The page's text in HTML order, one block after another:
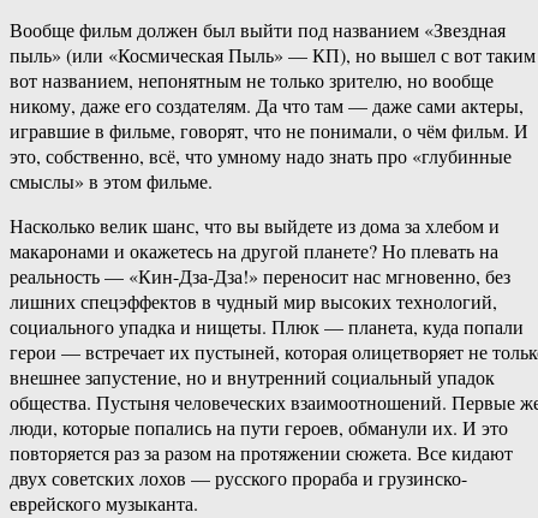
Вообще фильм должен был выйти под названием «Звездная
пыль» (или «Космическая Пыль» — КП), но вышел с вот таким
вот названием, непонятным не только зрителю, но вообще
никому, даже его создателям. Да что там — даже сами актеры,
игравшие в фильме, говорят, что не понимали, о чём фильм. И
это, собственно, всё, что умному надо знать про «глубинные
смыслы» в этом фильме.
Насколько велик шанс, что вы выйдете из дома за хлебом и
макаронами и окажетесь на другой планете? Но плевать на
реальность — «Кин-Дза-Дза!» переносит нас мгновенно, без
лишних спецэффектов в чудный мир высоких технологий,
социального упадка и нищеты. Плюк — планета, куда попали
герои — встречает их пустыней, которая олицетворяет не
внешнее запустение, но и внутренний социальный упадок
общества. Пустыня человеческих взаимоотношений. Первые
люди, которые попались на пути героев, обманули их. И это
повторяется раз за разом на протяжении сюжета. Все кидают
двух советских лохов — русского прораба и грузинско-
еврейского музыканта.